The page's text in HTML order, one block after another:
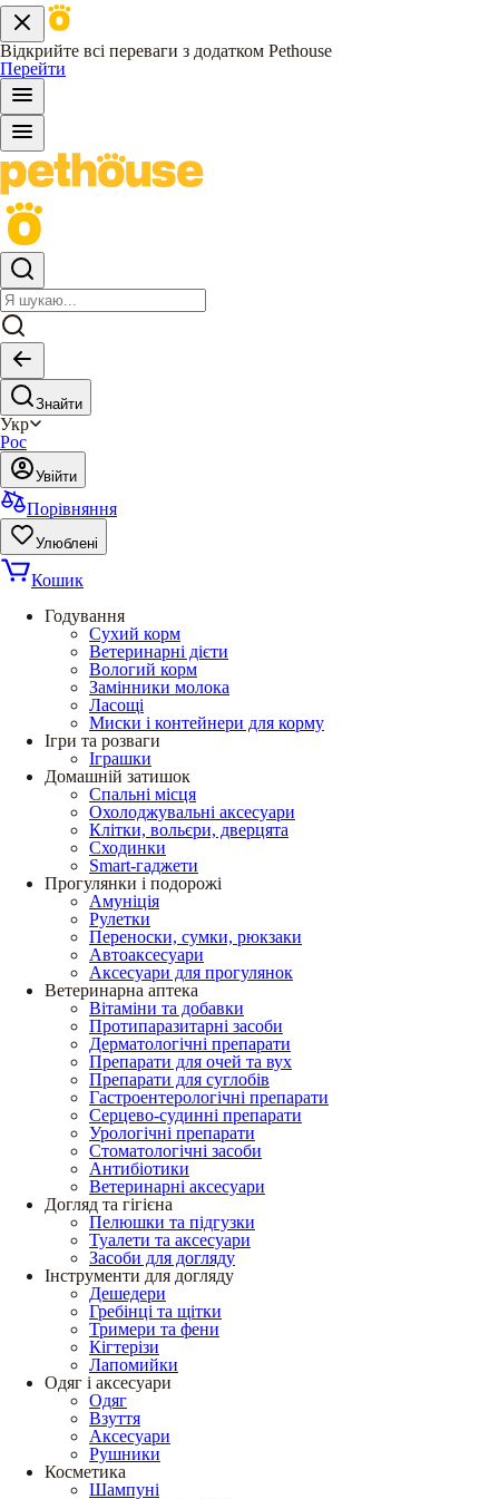
Відкрийте всі переваги з додатком Pethouse
Перейти
Знайти
Укр
Рос
Увійти
Порівняння
Улюблені
Кошик
Годування
Сухий корм
Ветеринарні дієти
Вологий корм
Замінники молока
Ласощі
Миски і контейнери для корму
Ігри та розваги
Іграшки
Домашній затишок
Спальні місця
Охолоджувальні аксесуари
Клітки, вольєри, дверцята
Сходинки
Smart-гаджети
Прогулянки і подорожі
Амуніція
Рулетки
Переноски, сумки, рюкзаки
Автоаксесуари
Аксесуари для прогулянок
Ветеринарна аптека
Вітаміни та добавки
Протипаразитарні засоби
Дерматологічні препарати
Препарати для очей та вух
Препарати для суглобів
Гастроентерологічні препарати
Серцево-судинні препарати
Урологічні препарати
Стоматологічні засоби
Антибіотики
Ветеринарні аксесуари
Догляд та гігієна
Пелюшки та підгузки
Туалети та аксесуари
Засоби для догляду
Інструменти для догляду
Дешедери
Гребінці та щітки
Тримери та фени
Кігтерізи
Лапомийки
Одяг і аксесуари
Одяг
Взуття
Аксесуари
Рушники
Косметика
Шампуні